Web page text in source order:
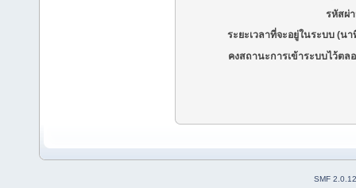
รหัสผ่
ระยะเวลาที่จะอยู่ในระบบ (นา
คงสถานะการเข้าระบบไว้ตล
SMF 2.0.12